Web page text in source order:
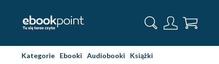
Kategorie Ebooki Audiobooki Książki